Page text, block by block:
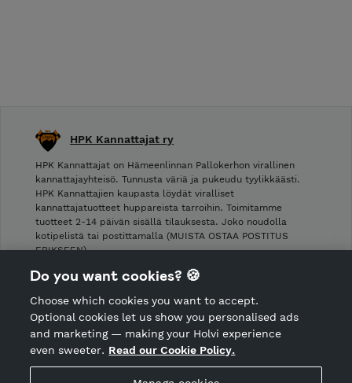
Hosted by Holvi
HPK Kannattajat ry
HPK Kannattajat on Hämeenlinnan Pallokerhon virallinen
kannattajayhteisö. Tunnusta väriä ja pukeudu tyylikkäästi.
HPK Kannattajien kaupasta löydät viralliset
kannattajatuotteet huppareista tarroihin. Toimitamme
tuotteet 2-14 päivän sisällä tilauksesta. Joko noudolla
kotipelistä tai postittamalla (MUISTA OSTAA POSTITUS
ERIKSEEN).
Shop Terms and Conditions
CANCEL ORDER
Do you want cookies? 🍪
Choose which cookies you want to accept.
Optional cookies let us show you personalised ads
and marketing — making your Holvi experience
even sweeter. Read our Cookie Policy.